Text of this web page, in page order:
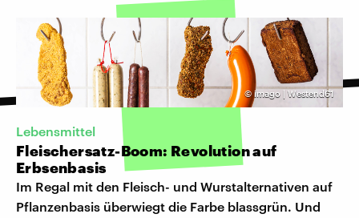
©imago | Westend61
Lebensmittel
Fleischersatz-Boom: Revolution auf
Erbsenbasis
Im Regal mit den Fleisch- und Wurstalternativen auf
Pflanzenbasis überwiegt die Farbe blassgrün. Und